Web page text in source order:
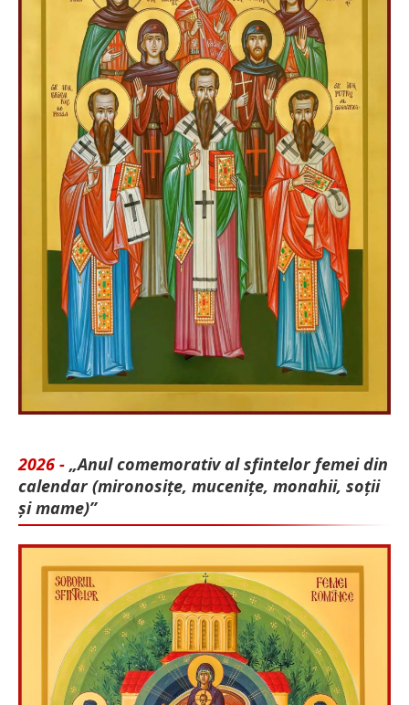
2026 - „Anul comemorativ al sfintelor femei din
calendar (mironosițe, mu­cenițe, monahii, soții
și mame)”